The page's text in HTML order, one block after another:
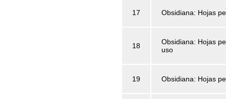
17 Obsidiana: Hojas
18
Obsidiana: Hojas
uso
19 Obsidiana: Hojas